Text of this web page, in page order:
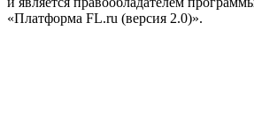
«Платформа FL.ru (версия 2.0)».